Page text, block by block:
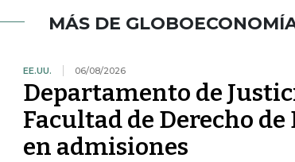
MÁS DE
EE.UU. 06/08/2026
Departamento de
Facultad de Derecho
en admisiones